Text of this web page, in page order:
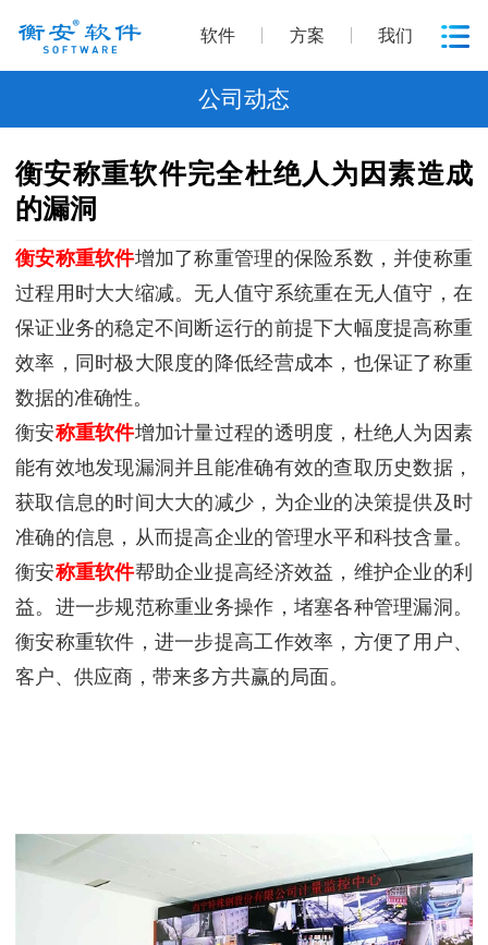
软件 方案 我们
公司动态
衡安称重软件完全杜绝人为因素造成
的漏洞
衡安称重软件增加了称重管理的保险系数，并使称重
过程用时大大缩减。无人值守系统重在无人值守，在
保证业务的稳定不间断运行的前提下大幅度提高称重
效率，同时极大限度的降低经营成本，也保证了称重
数据的准确性。
衡安称重软件增加计量过程的透明度，杜绝人为因素
能有效地发现漏洞并且能准确有效的查取历史数据，
获取信息的时间大大的减少，为企业的决策提供及时
准确的信息，从而提高企业的管理水平和科技含量。
衡安称重软件帮助企业提高经济效益，维护企业的利
益。进一步规范称重业务操作，堵塞各种管理漏洞。
衡安称重软件，进一步提高工作效率，方便了用户、
客户、供应商，带来多方共赢的局面。